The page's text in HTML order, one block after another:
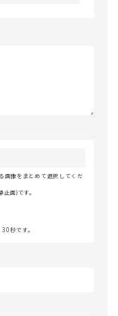
画像をまとめて選択してくだ
画)です。
秒です。